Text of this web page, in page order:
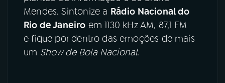
Mendes. Sintonize a Rádio Nacional do
Rio de Janeiro em 1130 kHz AM, 87,1 FM
e fique por dentro das emoções de mais
um Show de Bola Nacional.